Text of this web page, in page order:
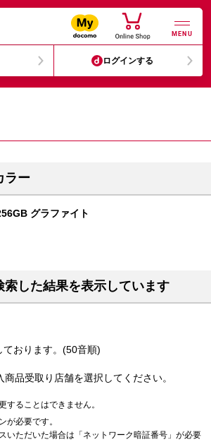
MENU
ログインする
ラー
グラファイト
索した結果を表示しています
おります。(50音順)
品受取り店舗を選択してください。
することはできません。
が必要です。
いただいた場合は「ネットワーク暗証番号」が必要